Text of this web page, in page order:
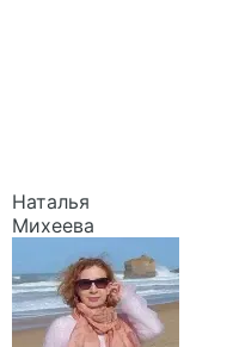
Наталья
Михеева